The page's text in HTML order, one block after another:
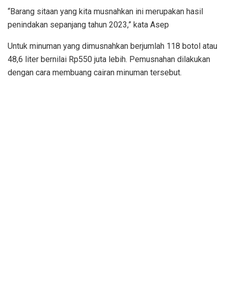
“Barang sitaan yang kita musnahkan ini merupakan hasil
penindakan sepanjang tahun 2023,” kata Asep
Untuk minuman yang dimusnahkan berjumlah 118 botol atau
48,6 liter bernilai Rp550 juta lebih. Pemusnahan dilakukan
dengan cara membuang cairan minuman tersebut.